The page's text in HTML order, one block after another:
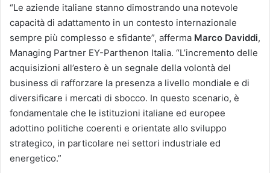
“Le aziende italiane stanno dimostrando una notevole
capacità di adattamento in un contesto internazionale
sempre più complesso e sfidante”, afferma Marco Daviddi,
Managing Partner EY-Parthenon Italia. “L’incremento delle
acquisizioni all’estero è un segnale della volontà del
business di rafforzare la presenza a livello mondiale e di
diversificare i mercati di sbocco. In questo scenario, è
fondamentale che le istituzioni italiane ed europee
adottino politiche coerenti e orientate allo sviluppo
strategico, in particolare nei settori industriale ed
energetico.”